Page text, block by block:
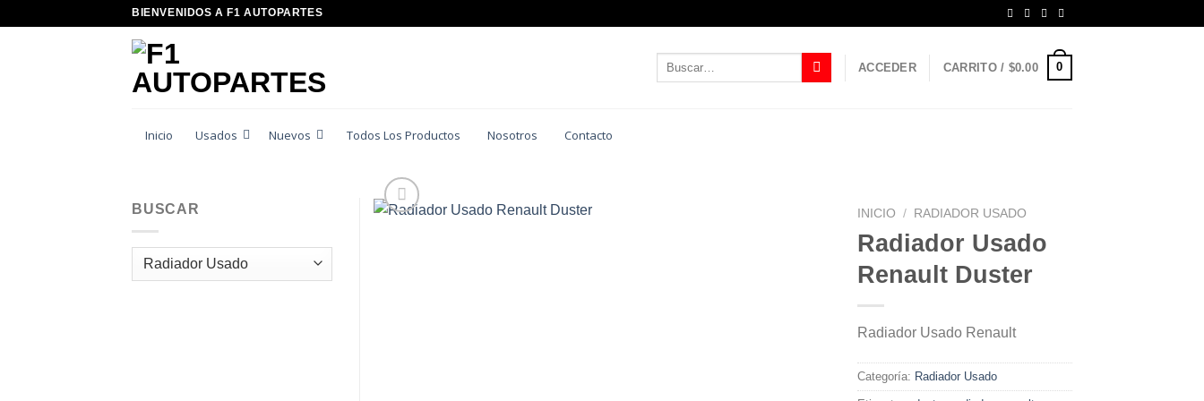
BIENVENIDOS A F1 AUTOPARTES
Buscar
ACCEDER CARRITO / $0.00 0
Inicio Usados Nuevos Todos Los Productos Nosotros Contacto
INICIO / RADIADOR USADO
Radiador Usado
Renault Duster
Radiador Usado Renault
Categoría: Radiador Usado
BUSCAR